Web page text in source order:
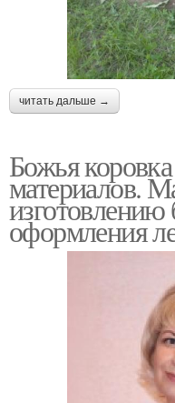
читать дальше →
Божья
материалов.
оформления